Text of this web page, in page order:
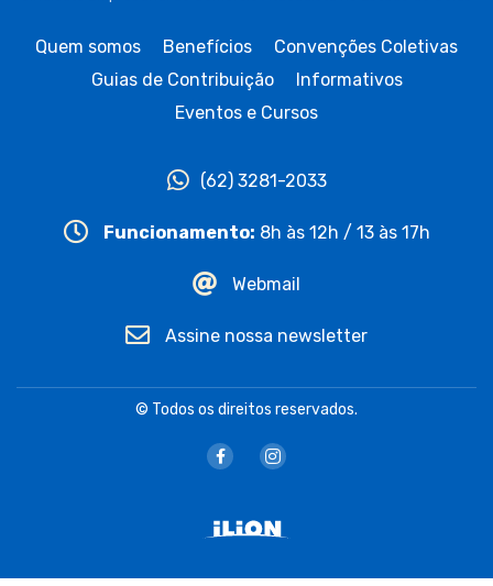
Quem somos Benefícios
Convenções Coletivas
Guias de Contribuição
Informativos
Eventos e Cursos
(62) 3281-2033
Funcionamento: 8h às 12h / 13 às 17h
Webmail
Assine nossa newsletter
© Todos os direitos reservados.